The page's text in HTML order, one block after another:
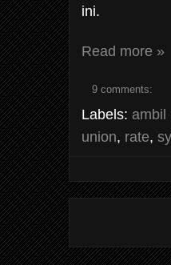
ini.
Read more »
9 comments:
Labels: ambil
union, rate,